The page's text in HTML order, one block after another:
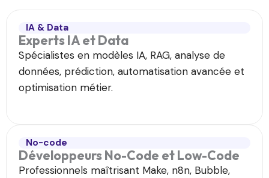
IA & Data
Experts IA et Data​
Spécialistes en modèles IA, RAG, analyse de
données, prédiction, automatisation avancée et
optimisation métier.
No-code
Développeurs No-Code et Low-Code
Professionnels maîtrisant Make, n8n, Bubble,